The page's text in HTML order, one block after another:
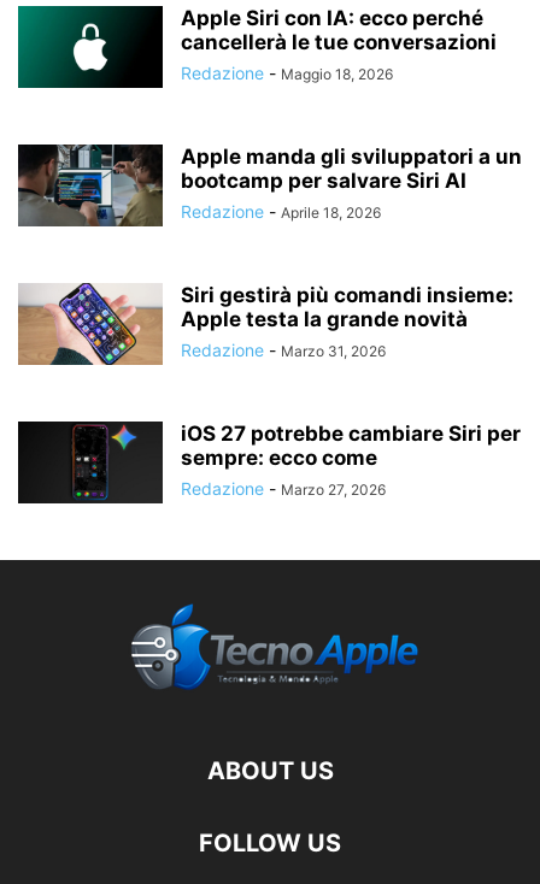
Apple Siri con IA: ecco perché
cancellerà le tue conversazioni
Redazione - Maggio 18, 2026
Apple manda gli sviluppatori a un
bootcamp per salvare Siri AI
Redazione - Aprile 18, 2026
Siri gestirà più comandi insieme:
Apple testa la grande novità
Redazione - Marzo 31, 2026
iOS 27 potrebbe cambiare Siri per
sempre: ecco come
Redazione - Marzo 27, 2026
ABOUT US
FOLLOW US